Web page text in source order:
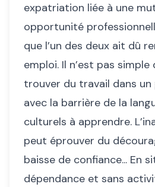
expatriation liée à une
opportunité
que l’un des deux ait dû
emploi. Il n’est pas
trouver du travail dans
avec la barrière de la
culturels à apprendre.
peut éprouver du
baisse de confiance... En
dépendance et sans